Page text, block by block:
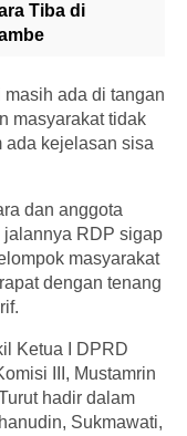
Tiba di
ada di tangan
masyarakat tidak
ada kejelasan sisa
dan anggota
RDP sigap
masyarakat
dengan tenang
Ketua I DPRD
III, Mustamrin
hadir dalam
Sukmawati,